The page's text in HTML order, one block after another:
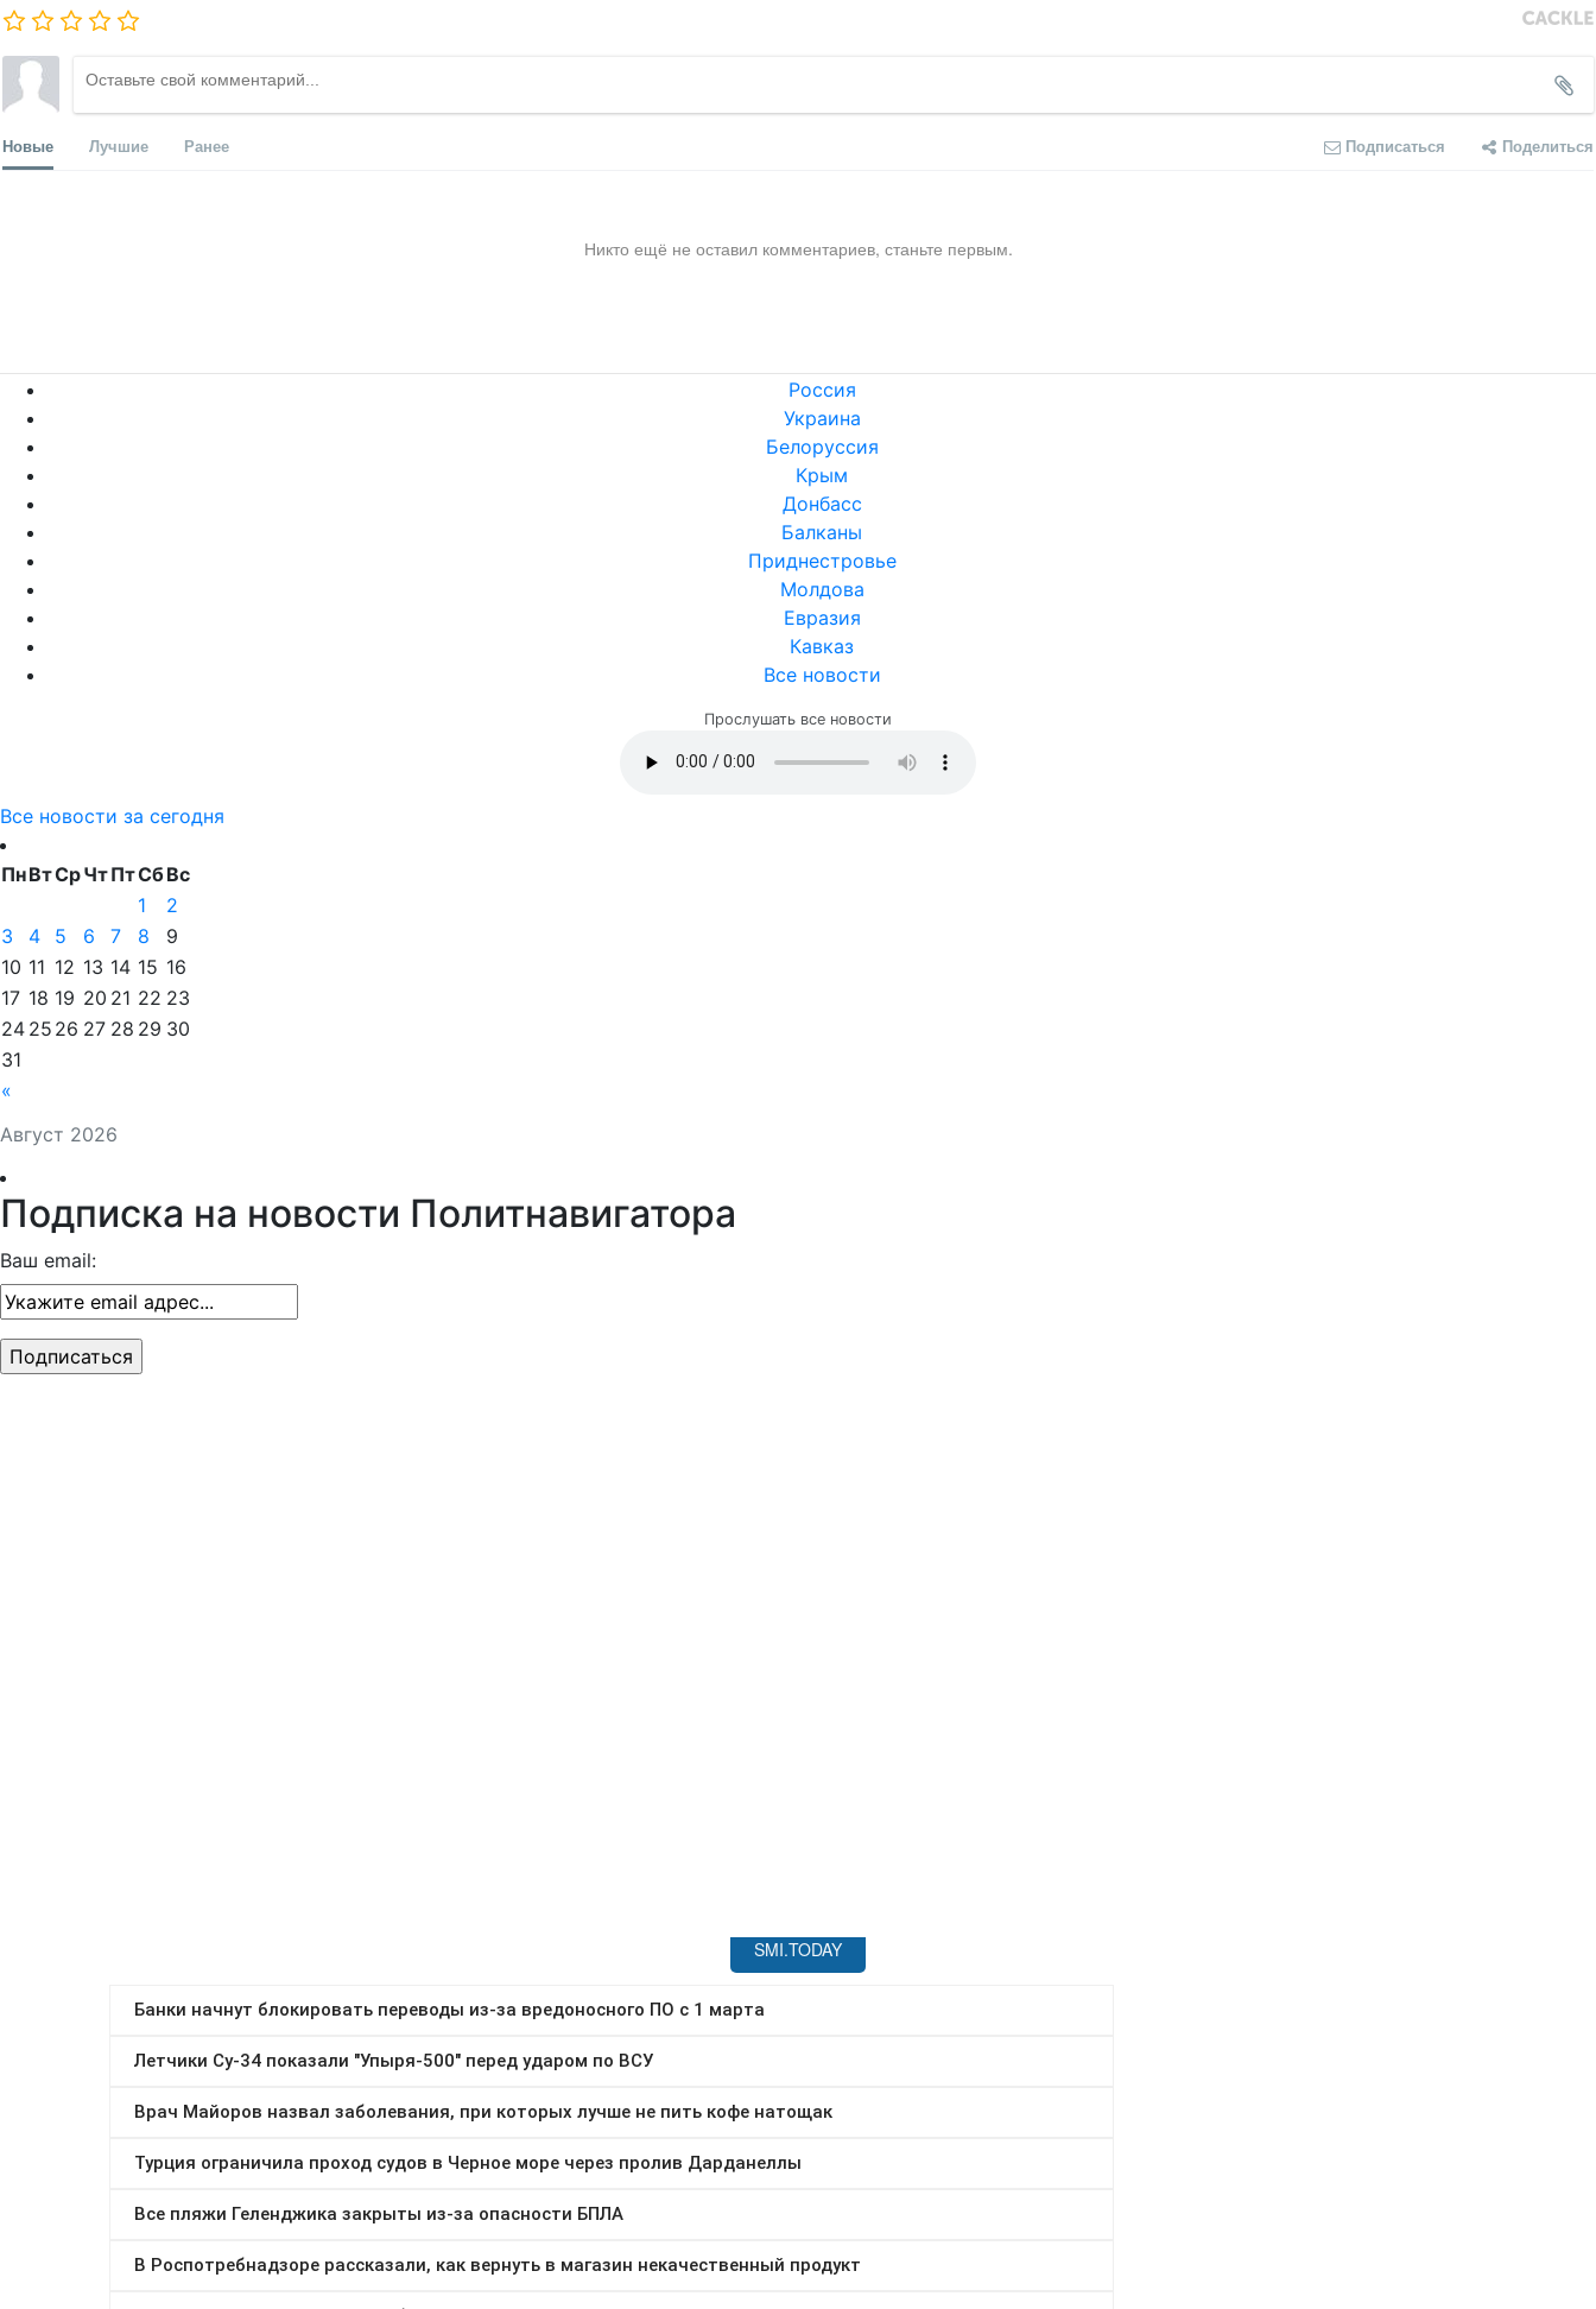
Новые Лучшие Ранее Подписаться Поделиться
Никто ещё не оставил комментариев, станьте первым.
Россия
Украина
Белоруссия
Крым
Донбасс
Балканы
Приднестровье
Молдова
Евразия
Кавказ
Все новости
Прослушать все новости
Все новости за сегодня
Август 2026
ПнВтСрЧтПтСбВс
«
1
2
3
4 5 6 7 8
9
10 11 12 13 14 15 16
17 18 19 20 21 22 23
24 25 26 27 28 29 30
31
Подписка на новости Политнавигатора
Ваш email: